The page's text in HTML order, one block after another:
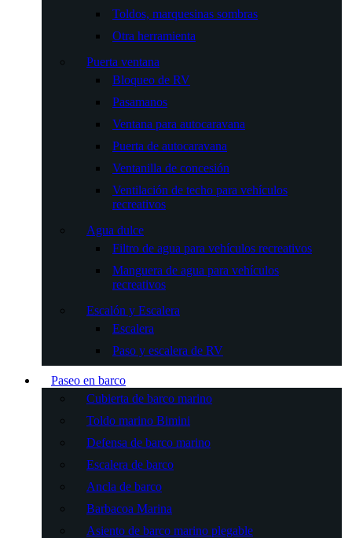
Toldos, marquesinas sombras
Otra herramienta
Puerta ventana
Bloqueo de RV
Pasamanos
Ventana para autocaravana
Puerta de autocaravana
Ventanilla de concesión
Ventilación de techo para vehículos
recreativos
Agua dulce
Filtro de agua para vehículos recreativos
Manguera de agua para vehículos
recreativos
Escalón y Escalera
Escalera
Paso y escalera de RV
Paseo en barco
Cubierta de barco marino
Toldo marino Bimini
Defensa de barco marino
Escalera de barco
Ancla de barco
Barbacoa Marina
Asiento de barco marino plegable